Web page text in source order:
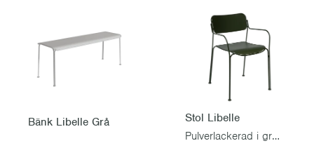
Bänk Libelle Grå
Stol Libelle
Pulverlackerad i grönt